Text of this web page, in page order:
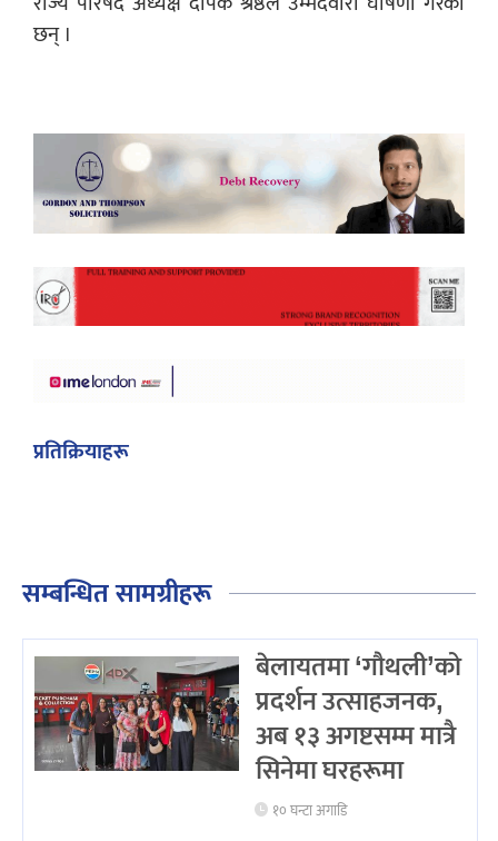
छन् ।
प्रतिक्रियाहरू
सम्बन्धित सामग्रीहरू
बेलायतमा ‘गौथली’को
प्रदर्शन उत्साहजनक,
अब १३ अगष्टसम्म मात्रै
सिनेमा घरहरूमा
१० घन्टा अगाडि